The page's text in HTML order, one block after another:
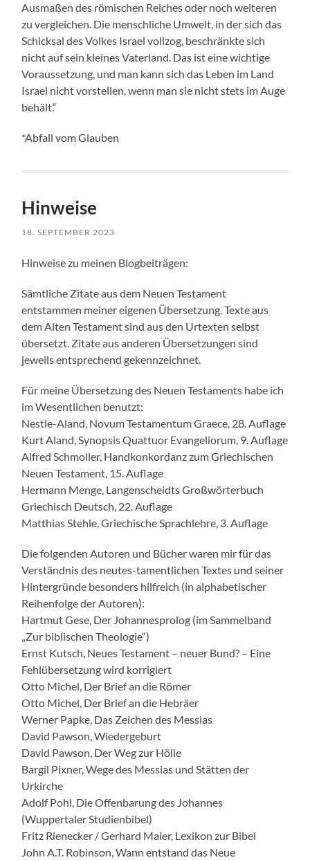
Ausmaßen des römischen Reiches oder noch weiteren
zu vergleichen. Die menschliche Umwelt, in der sich das
Schicksal des Volkes Israel vollzog, beschränkte sich
nicht auf sein kleines Vaterland. Das ist eine wichtige
Voraussetzung, und man kann sich das Leben im Land
Israel nicht vorstellen, wenn man sie nicht stets im Auge
behält.“
*Abfall vom Glauben
Hinweise
18. SEPTEMBER 2023
Hinweise zu meinen Blogbeiträgen:
Sämtliche Zitate aus dem Neuen Testament
entstammen meiner eigenen Übersetzung. Texte aus
dem Alten Testament sind aus den Urtexten selbst
übersetzt. Zitate aus anderen Übersetzungen sind
jeweils entsprechend gekennzeichnet.
Für meine Übersetzung des Neuen Testaments habe ich
im Wesentlichen benutzt:
Nestle-Aland, Novum Testamentum Graece, 28. Auflage
Kurt Aland, Synopsis Quattuor Evangeliorum, 9. Auflage
Alfred Schmoller, Handkonkordanz zum Griechischen
Neuen Testament, 15. Auflage
Hermann Menge, Langenscheidts Großwörterbuch
Griechisch Deutsch, 22. Auflage
Matthias Stehle, Griechische Sprachlehre, 3. Auflage
Die folgenden Autoren und Bücher waren mir für das
Verständnis des neutes-tamentlichen Textes und seiner
Hintergründe besonders hilfreich (in alphabetischer
Reihenfolge der Autoren):
Hartmut Gese, Der Johannesprolog (im Sammelband
„Zur biblischen Theologie“)
Ernst Kutsch, Neues Testament – neuer Bund? – Eine
Fehlübersetzung wird korrigiert
Otto Michel, Der Brief an die Römer
Otto Michel, Der Brief an die Hebräer
Werner Papke, Das Zeichen des Messias
David Pawson, Wiedergeburt
David Pawson, Der Weg zur Hölle
Bargil Pixner, Wege des Messias und Stätten der
Urkirche
Adolf Pohl, Die Offenbarung des Johannes
(Wuppertaler Studienbibel)
Fritz Rienecker / Gerhard Maier, Lexikon zur Bibel
John A.T. Robinson, Wann entstand das Neue